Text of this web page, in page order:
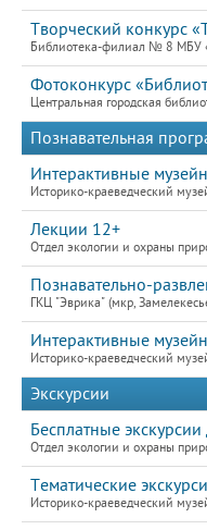
Творческий конкурс
Библиотека-филиал № 8 МБУ
Фотоконкурс
Центральная городская
Познавательная
Интерактивные
Историко-краеведческий
Лекции 12+
Отдел экологии и охраны
Познавательно-
ГКЦ "Эврика" (мкр,
Интерактивные
Историко-краеведческий
Экскурсии
Бесплатные
Отдел экологии и охраны
Тематические
Историко-краеведческий